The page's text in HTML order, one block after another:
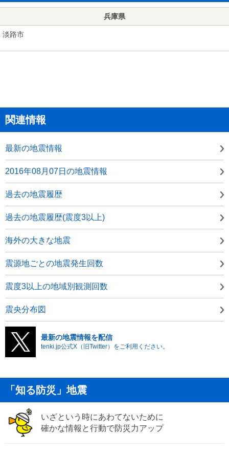
兵庫県
淡路市
関連情報
最新の地震情報
2016年08月07日の地震情報
過去の地震履歴
過去の地震履歴(震度3以上)
海外の大きな地震
震源地ごとの地震発生回数
震度3以上の地域別観測回数
震央分布図
最新の地震情報を配信
tenki.jp公式X（旧Twitter）をご利用ください。
「知る防災」地震
いざという時にあわてないために
確かな情報と行動で防災力アップ